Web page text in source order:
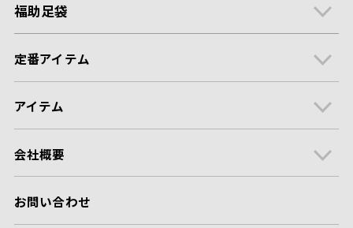
福助足袋
定番アイテム
アイテム
会社概要
お問い合わせ